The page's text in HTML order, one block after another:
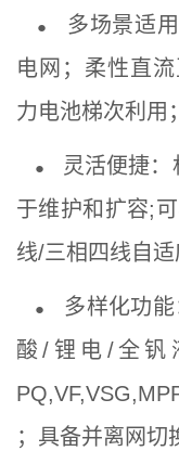
● 多场景适
电网；柔性直
力电池梯次利用
● 灵活便捷：
于维护和扩容;
线/三相四线自
● 多样化功
酸/锂电/全钒
；具备并离网切